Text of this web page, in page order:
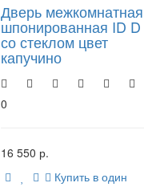
Дверь межкомнатная
шпонированная ID D
со стеклом цвет
капучино
0
16 550 р.
Купить в один